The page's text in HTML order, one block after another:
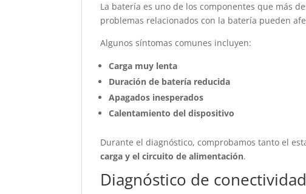
La batería es uno de los componentes que más
problemas relacionados con la batería pueden
Algunos síntomas comunes incluyen:
Carga muy lenta
Duración de batería reducida
Apagados inesperados
Calentamiento del dispositivo
Durante el diagnóstico, comprobamos tanto el
carga y el circuito de alimentación.
Diagnóstico de conectividad